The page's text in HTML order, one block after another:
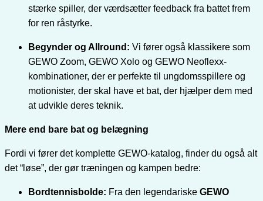
stærke spiller, der værdsætter feedback fra battet frem
for ren råstyrke.
Begynder og Allround: Vi fører også klassikere som
GEWO Zoom, GEWO Xolo og GEWO Neoflexx-
kombinationer, der er perfekte til ungdomsspillere og
motionister, der skal have et bat, der hjælper dem med
at udvikle deres teknik.
Mere end bare bat og belægning
Fordi vi fører det komplette GEWO-katalog, finder du også alt
det “løse”, der gør træningen og kampen bedre:
Bordtennisbolde: Fra den legendariske GEWO